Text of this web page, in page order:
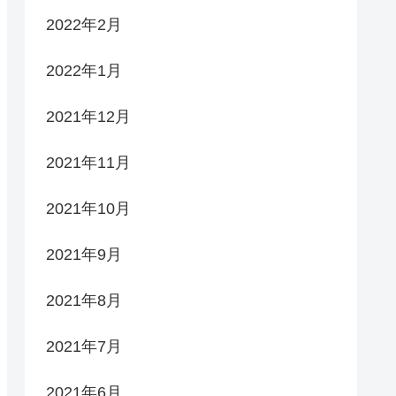
2022年2月
2022年1月
2021年12月
2021年11月
2021年10月
2021年9月
2021年8月
2021年7月
2021年6月